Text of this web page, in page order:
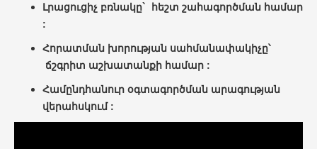
Լրացուցիչ բռնակը` հեշտ շահագործման համար
:
Հորատման խորության սահմանափակիչը՝
ճշգրիտ աշխատանքի համար :
Համընդհանուր օգտագործման արագության
վերահսկում :